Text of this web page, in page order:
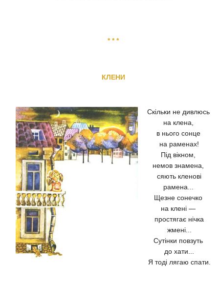
* * *
КЛЕНИ
Скільки не дивлюсь
на клена,
в нього сонце
на раменах!
Під вікном,
немов знамена,
сяють кленові
рамена...
Щезне сонечко
на клені —
простягає нічка
жмені...
Сутінки повзуть
до хати...
Я тоді лягаю спати.